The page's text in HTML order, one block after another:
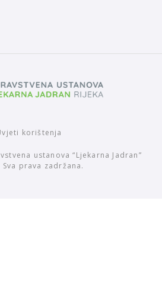
korištenja
ustanova “Ljekarna Jadran”
Sva prava zadržana.